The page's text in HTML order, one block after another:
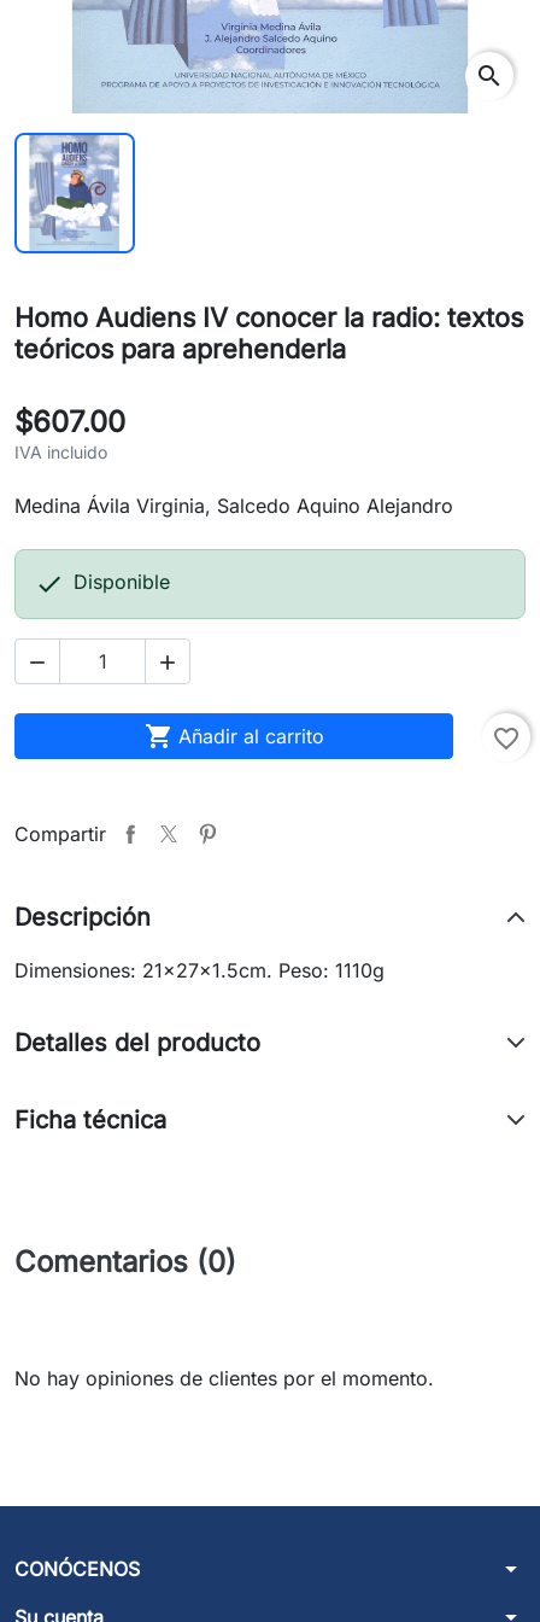
search
Homo Audiens IV conocer la radio: textos
teóricos para aprehenderla
$607.00
IVA incluido
Medina Ávila Virginia, Salcedo Aquino Alejandro
 Disponible
 
 Añadir al carrito favorite_border
Compartir
Descripción
Dimensiones: 21x27x1.5cm. Peso: 1110g
Detalles del producto
Ficha técnica
Comentarios (0)
No hay opiniones de clientes por el momento.
CONÓCENOS arrow_drop_down
Su cuenta